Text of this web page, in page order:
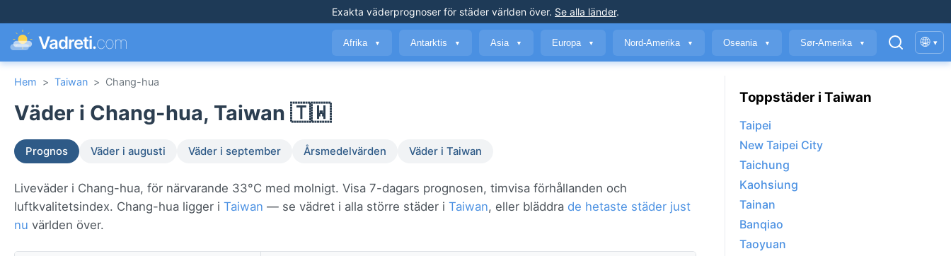
Exakta väderprognoser för städer världen över. Se alla länder.
Vadreti.com Afrika ▼ Antarktis ▼ Asia ▼ Europa ▼ Nord-Amerika ▼ Oseania ▼ Sør-Amerika ▼ 🌐 ▾
Hem > Taiwan > Chang-hua
Väder i Chang-hua, Taiwan 🇹🇼
Prognos Väder i augusti Väder i september Årsmedelvärden Väder i Taiwan
Liveväder i Chang-hua, för närvarande 33°C med molnigt. Visa 7-dagars prognosen, timvisa förhållanden och
luftkvalitetsindex. Chang-hua ligger i Taiwan — se vädret i alla större städer i Taiwan, eller bläddra de hetaste städer just
nu världen över.
Toppstäder i Taiwan
Taipei
New Taipei City
Taichung
Kaohsiung
Tainan
Banqiao
Taoyuan